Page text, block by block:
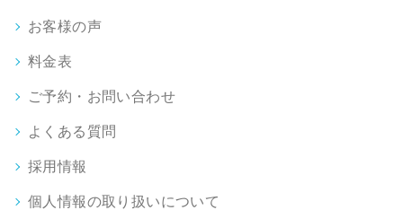
お客様の声
料金表
ご予約・お問い合わせ
よくある質問
採用情報
個人情報の取り扱いについて